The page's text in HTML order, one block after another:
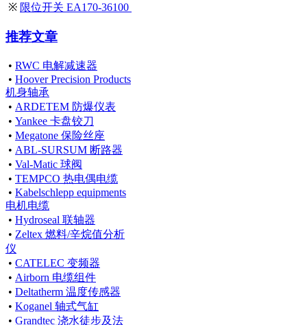
※ 限位开关 EA170-36100
推荐文章
• RWC 电解减速器
• Hoover Precision Products
机身轴承
• ARDETEM 防爆仪表
• Yankee 卡盘铰刀
• Megatone 保险丝座
• ABL-SURSUM 断路器
• Val-Matic 球阀
• TEMPCO 热电偶电缆
• Kabelschlepp equipments
电机电缆
• Hydroseal 联轴器
• Zeltex 燃料/辛烷值分析
仪
• CATELEC 变频器
• Airborn 电缆组件
• Deltatherm 温度传感器
• Koganel 轴式气缸
• Grandtec 浇水徒步及法